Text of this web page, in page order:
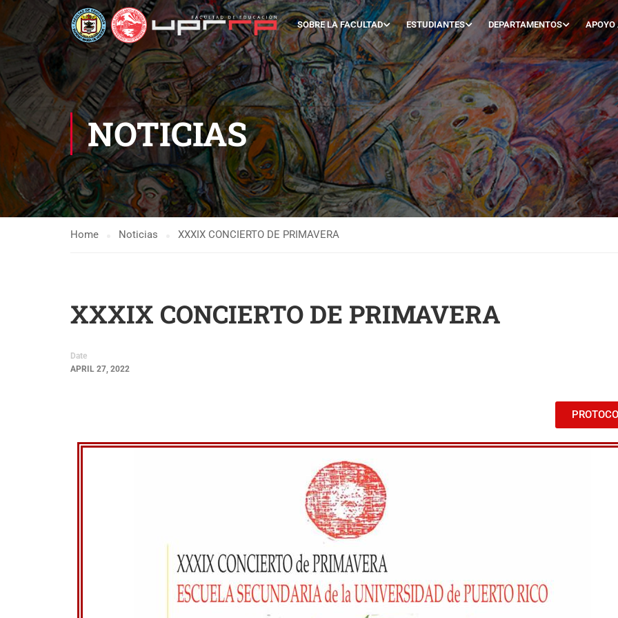
SOBRE LA FACULTAD ESTUDIANTES DEPARTAMENTOS APOYO
NOTICIAS
Home Noticias XXXIX CONCIERTO DE PRIMAVERA
XXXIX CONCIERTO DE PRIMAVERA
Date
APRIL 27, 2022